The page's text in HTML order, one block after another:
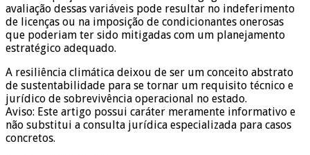
avaliação dessas variáveis pode resultar no indeferimento
de licenças ou na imposição de condicionantes onerosas
que poderiam ter sido mitigadas com um planejamento
estratégico adequado.
A resiliência climática deixou de ser um conceito abstrato
de sustentabilidade para se tornar um requisito técnico e
jurídico de sobrevivência operacional no estado.
Aviso: Este artigo possui caráter meramente informativo e
não substitui a consulta jurídica especializada para casos
concretos.